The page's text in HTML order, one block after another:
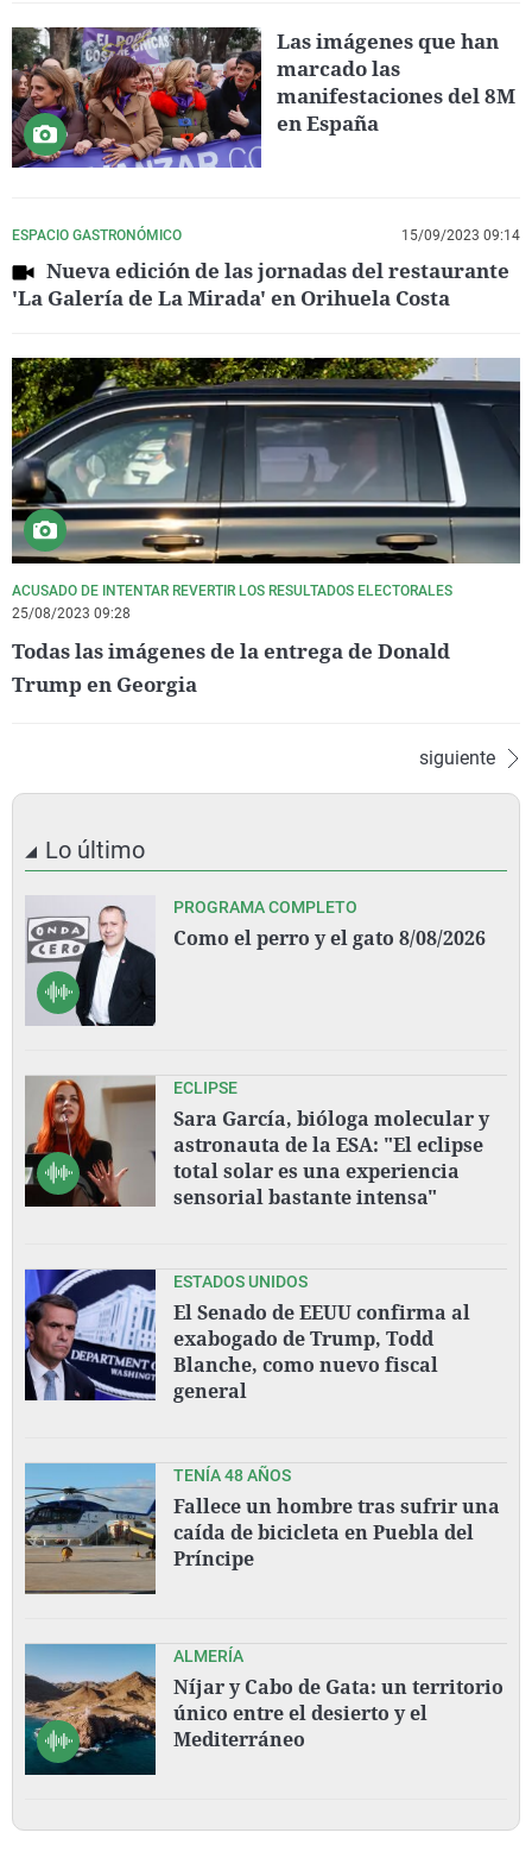
Las imágenes que han
marcado las
manifestaciones del 8M
en España
ESPACIO GASTRONÓMICO 15/09/2023 09:14
Nueva edición de las jornadas del restaurante
'La Galería de La Mirada' en Orihuela Costa
ACUSADO DE INTENTAR REVERTIR LOS RESULTADOS ELECTORALES
25/08/2023 09:28
Todas las imágenes de la entrega de Donald
Trump en Georgia
siguiente
Lo último
PROGRAMA COMPLETO
Como el perro y el gato 8/08/2026
ECLIPSE
Sara García, bióloga molecular y
astronauta de la ESA: "El eclipse
total solar es una experiencia
sensorial bastante intensa"
ESTADOS UNIDOS
El Senado de EEUU confirma al
exabogado de Trump, Todd
Blanche, como nuevo fiscal
general
TENÍA 48 AÑOS
Fallece un hombre tras sufrir una
caída de bicicleta en Puebla del
Príncipe
ALMERÍA
Níjar y Cabo de Gata: un territorio
único entre el desierto y el
Mediterráneo